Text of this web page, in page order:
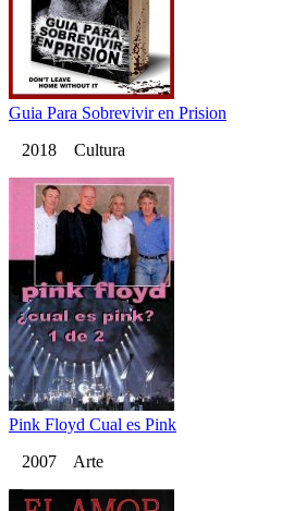
Guia Para Sobrevivir en Prision
2018 Cultura
Pink Floyd Cual es Pink
2007 Arte